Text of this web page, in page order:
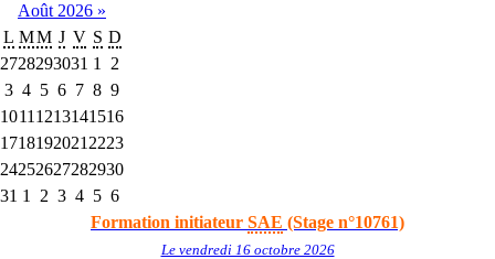
Août 2026 »
L MM J V S D
2728293031 1
2
3 4 5 6 7 8 9
1011 1213141516
1718192021 2223
24252627282930
31 1 2 3 4 5 6
Formation initiateur SAE (Stage n°10761)
Le vendredi 16 octobre 2026